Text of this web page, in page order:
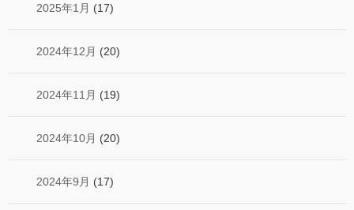
2025年1月 (17)
2024年12月 (20)
2024年11月 (19)
2024年10月 (20)
2024年9月 (17)